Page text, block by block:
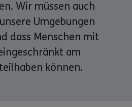
Wir müssen auch
Umgebungen
dass Menschen mit
am
können.